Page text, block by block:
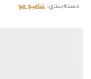
برند
دسته‌بندی: شامپو مو